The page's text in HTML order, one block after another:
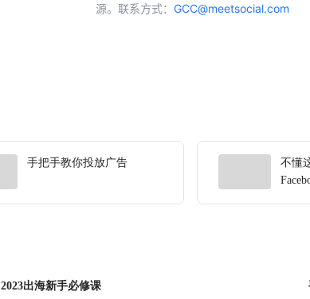
源。联系方式： GCC@meetsocial.com
手把手教你投放广告
不懂
2023出海新手必修课